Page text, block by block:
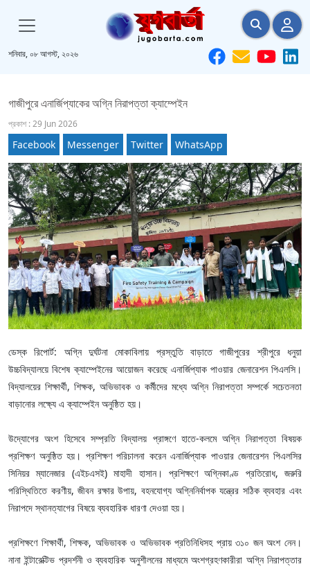
শনিবার, ০৮ আগস্ট, ২০২৬
গাজীপুরে এনার্জিপ্যাকের অগ্নি নিরাপত্তা ক্যাম্পেইন
প্রকাশ : 29 Jun 2026
Facebook Messenger Twitter WhatsApp
ডেস্ক রিপোর্ট: অগ্নি দুর্ঘটনা মোকাবিলায় প্রস্তুতি বাড়াতে গাজীপুরের শ্রীপুরে ধনুয়া
উচ্চবিদ্যালয়ে বিশেষ ক্যাম্পেইনের আয়োজন করেছে এনার্জিপ্যাক পাওয়ার জেনারেশন পিএলসি।
বিদ্যালয়ের শিক্ষার্থী, শিক্ষক, অভিভাবক ও কর্মীদের মধ্যে অগ্নি নিরাপত্তা সম্পর্কে সচেতনতা
বাড়ানোর লক্ষ্যে এ ক্যাম্পেইন অনুষ্ঠিত হয়।
উদ্যোগের অংশ হিসেবে সম্প্রতি বিদ্যালয় প্রাঙ্গণে হাতে-কলমে অগ্নি নিরাপত্তা বিষয়ক
প্রশিক্ষণ অনুষ্ঠিত হয়। প্রশিক্ষণ পরিচালনা করেন এনার্জিপ্যাক পাওয়ার জেনারেশন পিএলসির
সিনিয়র ম্যানেজার (এইচএসই) মাহাদী হাসান। প্রশিক্ষণে অগ্নিকাণ্ড প্রতিরোধ, জরুরি
পরিস্থিতিতে করণীয়, জীবন রক্ষার উপায়, বহনযোগ্য অগ্নিনির্বাপক যন্ত্রের সঠিক ব্যবহার এবং
নিরাপদে স্থানত্যাগের বিষয়ে ব্যবহারিক ধারণা দেওয়া হয়।
প্রশিক্ষণে শিক্ষার্থী, শিক্ষক, অভিভাবক ও অভিভাবক প্রতিনিধিসহ প্রায় ৩১০ জন অংশ নেন।
নানা ইন্টারেক্টিভ প্রদর্শনী ও ব্যবহারিক অনুশীলনের মাধ্যমে অংশগ্রহণকারীরা অগ্নি নিরাপত্তার